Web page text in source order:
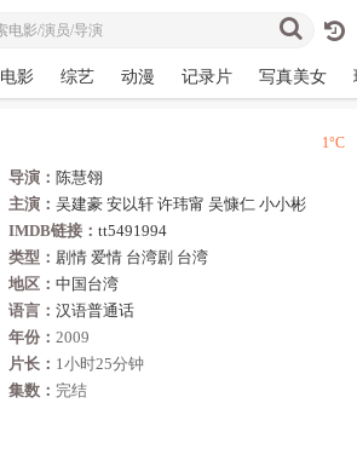
电影 综艺 动漫 记录片 写真美女
导演： 陈慧翎
主演： 吴建豪 安以轩 许玮甯 吴慷仁 小小彬
IMDB链接： tt5491994
类型： 剧情 爱情 台湾剧 台湾
地区： 中国台湾
语言： 汉语普通话
年份： 2009
片长： 1小时25分钟
集数： 完结
1°C